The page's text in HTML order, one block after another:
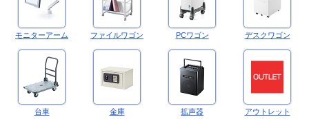
モニターアーム ファイルワゴン PCワゴン デスクワゴン
台車 金庫 拡声器 アウトレット